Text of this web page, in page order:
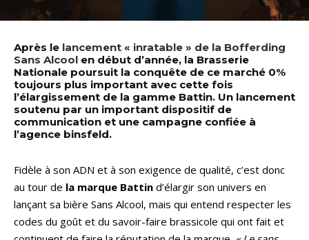
Après le lancement « inratable » de la Bofferding
Sans Alcool en début d’année, la Brasserie
Nationale poursuit la conquête de ce marché 0%
toujours plus important avec cette fois
l’élargissement de la gamme Battin. Un lancement
soutenu par un important dispositif de
communication et une campagne confiée à
l’agence binsfeld.
Fidèle à son ADN et à son exigence de qualité, c’est donc
au tour de la marque Battin d’élargir son univers en
lançant sa bière Sans Alcool, mais qui entend respecter les
codes du goût et du savoir-faire brassicole qui ont fait et